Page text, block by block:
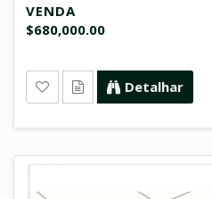
VENDA
$680,000.00
Detalhar